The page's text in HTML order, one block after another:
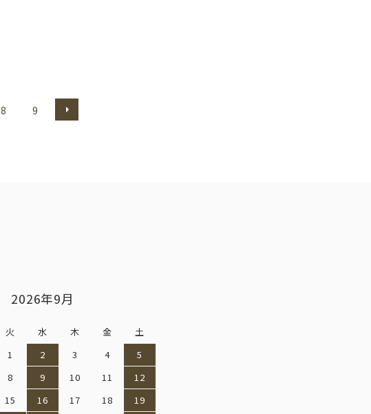
8 9
2026年9月
火 水 木 金
土
1
2 3 4
5
8 9 10 11
12
15 16 17 18
19